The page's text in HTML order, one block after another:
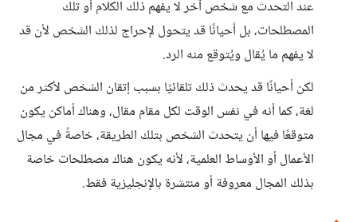
عند التحدث مع شخص آخر لا يفهم ذلك الكلام أو تلك
المصطلحات، بل أحيانًا قد يتحول لإحراج لذلك الشخص لأن قد
لا يفهم ما يُقال ويُتوقع منه الرد.
لكن أحيانًا قد يحدث ذلك تلقائيًا بسبب إتقان الشخص لأكثر من
لغة، كما أنه في نفس الوقت لكل مقام مقال، وهناك أماكن يكون
متوقعًا فيها أن يتحدث الشخص بتلك الطريقة، خاصةً في مجال
الأعمال أو الأوساط العلمية، لأنه يكون هناك مصطلحات خاصة
بذلك المجال معروفة أو منتشرة بالإنجليزية فقط.